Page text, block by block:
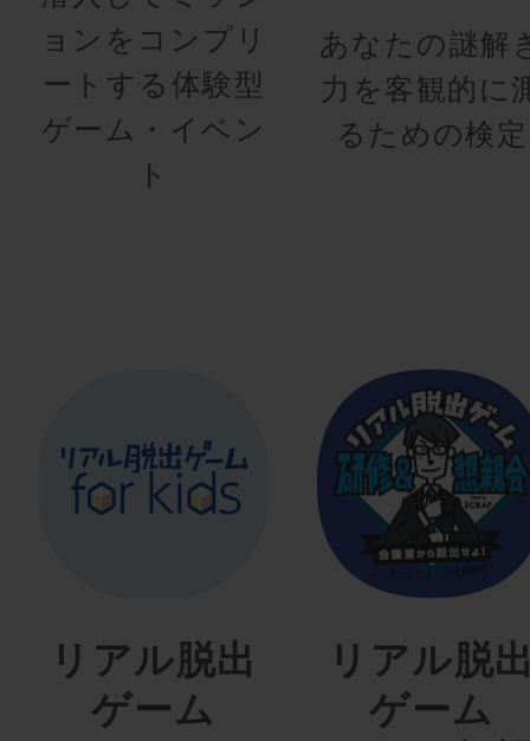
ョンをコンプリ
ートする体験型
ゲーム・イベン
ト
あなたの謎解
力を客観的に
るための検定
リアル脱出
ゲーム
リアル脱
ゲーム